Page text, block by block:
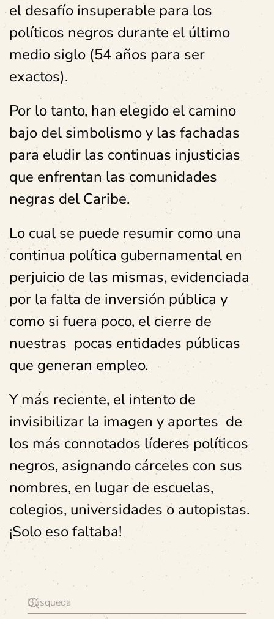
el desafío insuperable para los
políticos negros durante el último
medio siglo (54 años para ser
exactos).
Por lo tanto, han elegido el camino
bajo del simbolismo y las fachadas
para eludir las continuas injusticias
que enfrentan las comunidades
negras del Caribe.
Lo cual se puede resumir como una
continua política gubernamental en
perjuicio de las mismas, evidenciada
por la falta de inversión pública y
como si fuera poco, el cierre de
nuestras pocas entidades públicas
que generan empleo.
Y más reciente, el intento de
invisibilizar la imagen y aportes de
los más connotados líderes políticos
negros, asignando cárceles con sus
nombres, en lugar de escuelas,
colegios, universidades o autopistas.
¡Solo eso faltaba!